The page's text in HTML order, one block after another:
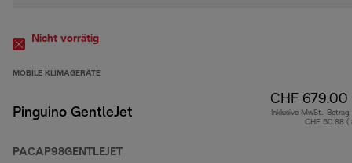
Nicht vorrätig
MOBILE KLIMAGERÄTE
Pinguino GentleJet
PACAP98GENTLEJET
CHF 679.00
Inklusive MwSt.-Betrag
CHF 50.88 (